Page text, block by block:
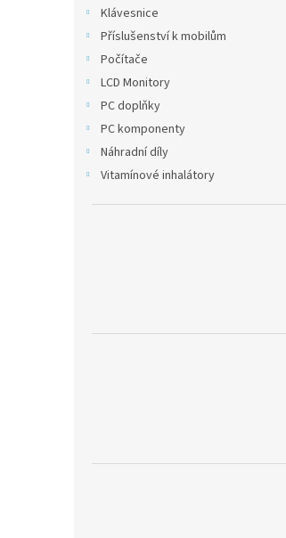
Klávesnice
Příslušenství k mobilům
Počítače
LCD Monitory
PC doplňky
PC komponenty
Náhradní díly
Vitamínové inhalátory